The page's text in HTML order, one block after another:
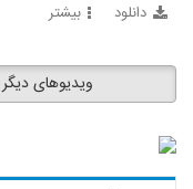
دانلود بیشتر
ویدیوهای دیگر